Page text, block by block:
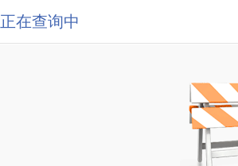
正在查询中